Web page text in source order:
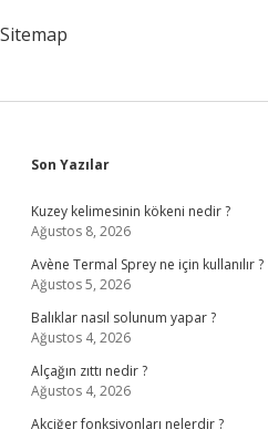
Sitemap
Sidebar
Son Yazılar
Kuzey kelimesinin kökeni nedir ?
Ağustos 8, 2026
Avène Termal Sprey ne için kullanılır ?
Ağustos 5, 2026
Balıklar nasıl solunum yapar ?
Ağustos 4, 2026
Alçağın zıttı nedir ?
Ağustos 4, 2026
Akciğer fonksiyonları nelerdir ?